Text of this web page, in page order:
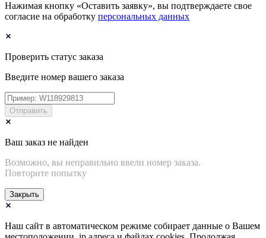
Нажимая кнопку «Оставить заявку», вы подтверждаете свое
согласие на обработку персональных данных
Проверить статус заказа
Введите номер вашего заказа
Отправить
Ваш заказ не найден
Возможно, вы неправильно ввели номер заказа.
Повторите попытку
Закрыть
Наш сайт в автоматическом режиме собирает данные о Вашем